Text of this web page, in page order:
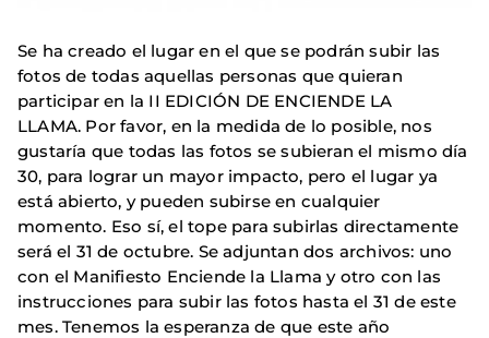
Se ha creado el lugar en el que se podrán subir las
fotos de todas aquellas personas que quieran
participar en la II EDICIÓN DE ENCIENDE LA
LLAMA. Por favor, en la medida de lo posible, nos
gustaría que todas las fotos se subieran el mismo día
30, para lograr un mayor impacto, pero el lugar ya
está abierto, y pueden subirse en cualquier
momento. Eso sí, el tope para subirlas directamente
será el 31 de octubre. Se adjuntan dos archivos: uno
con el Manifiesto Enciende la Llama y otro con las
instrucciones para subir las fotos hasta el 31 de este
mes. Tenemos la esperanza de que este año